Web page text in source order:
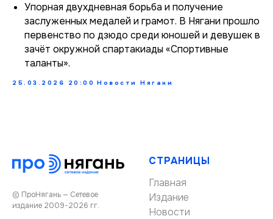
Упорная двухдневная борьба и получение
заслуженных медалей и грамот. В Нягани прошло
первенство по дзюдо среди юношей и девушек в
зачёт окружной спартакиады «Спортивные
таланты».
25.03.2026 20:00 Новости Нягани
© ПроНягань — Сетевое
издание 2009-2026 гг.
СТРАНИЦЫ
Главная
Издание
Новости